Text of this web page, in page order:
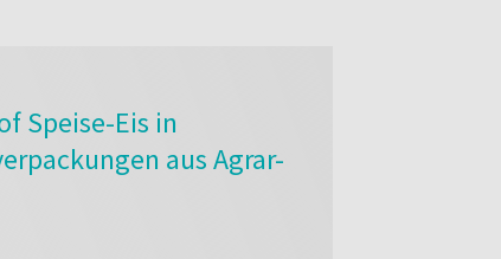
Speise-Eis in
aus Agrar-